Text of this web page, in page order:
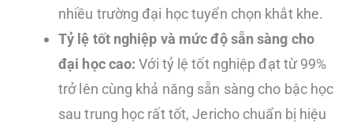
nhiều trường đại học tuyển chọn khắt khe.
Tỷ lệ tốt nghiệp và mức độ sẵn sàng cho
đại học cao: Với tỷ lệ tốt nghiệp đạt từ 99%
trở lên cùng khả năng sẵn sàng cho bậc học
sau trung học rất tốt, Jericho chuẩn bị hiệu